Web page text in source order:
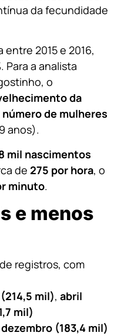
da fecundidade
2015 e 2016,
Para a analista
o
da
de mulheres
anos).
mil nascimentos
de 275 por hora, o
minuto.
e menos
registros, com
mil), abril
mil)
dezembro (183,4 mil)